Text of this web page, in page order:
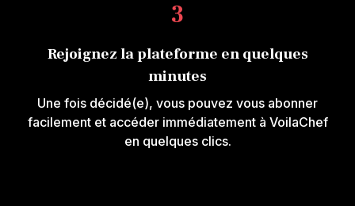
3
Rejoignez la plateforme en quelques
minutes
Une fois décidé(e), vous pouvez vous abonner
facilement et accéder immédiatement à VoilaChef
en quelques clics.